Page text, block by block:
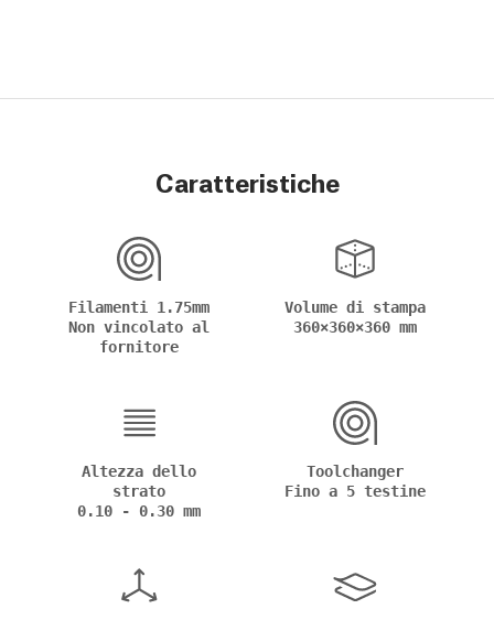
Caratteristiche
Filamenti 1.75mm
Non vincolato al
fornitore
Volume di stampa
360×360×360 mm
Altezza dello
strato
0.10 - 0.30 mm
Toolchanger
Fino a 5 testine